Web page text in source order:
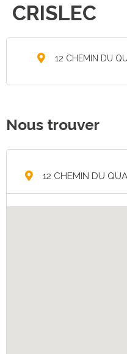
CRISLEC
12 CHEMIN DU
Nous trouver
12 CHEMIN DU